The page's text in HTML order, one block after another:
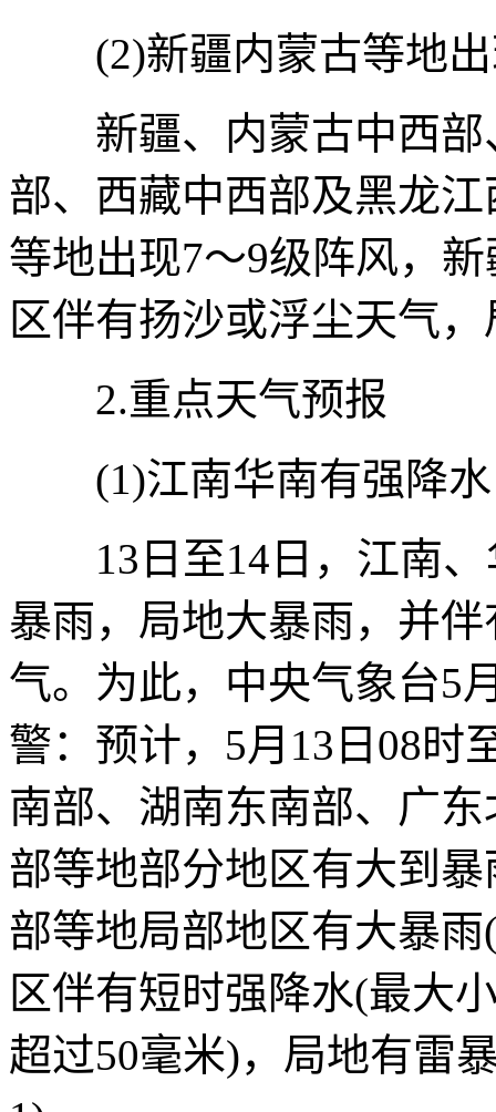
(2)新疆内蒙古等地出
新疆、内蒙古中西部
部、西藏中西部及黑龙
等地出现7～9级阵风，
区伴有扬沙或浮尘天气
2.重点天气预报
(1)江南华南有强降水
13日至14日，江南、
暴雨，局地大暴雨，并
气。为此，中央气象台5
警：预计，5月13日08时
南部、湖南东南部、广
部等地部分地区有大到
部等地局部地区有大暴
区伴有短时强降水(最大
超过50毫米)，局地有雷